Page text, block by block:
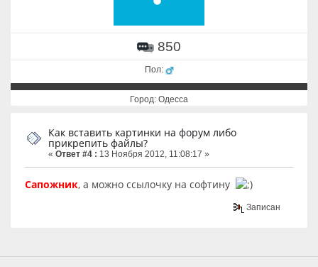
850
Пол:
Город: Одесса
Как вставить картинки на форум либо
прикрепить файлы?
« Ответ #4 : 13 Ноября 2012, 11:08:17 »
Сапожник, а можно ссылочку на софтину
Записан